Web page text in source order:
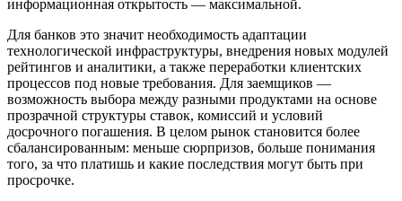
информационная открытость — максимальной.
Для банков это значит необходимость адаптации
технологической инфраструктуры, внедрения новых модулей
рейтингов и аналитики, а также переработки клиентских
процессов под новые требования. Для заемщиков —
возможность выбора между разными продуктами на основе
прозрачной структуры ставок, комиссий и условий
досрочного погашения. В целом рынок становится более
сбалансированным: меньше сюрпризов, больше понимания
того, за что платишь и какие последствия могут быть при
просрочке.